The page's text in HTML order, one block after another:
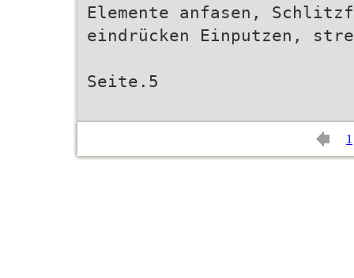
Elemente anfasen,
eindrücken Einputzen,
Seite.5
1